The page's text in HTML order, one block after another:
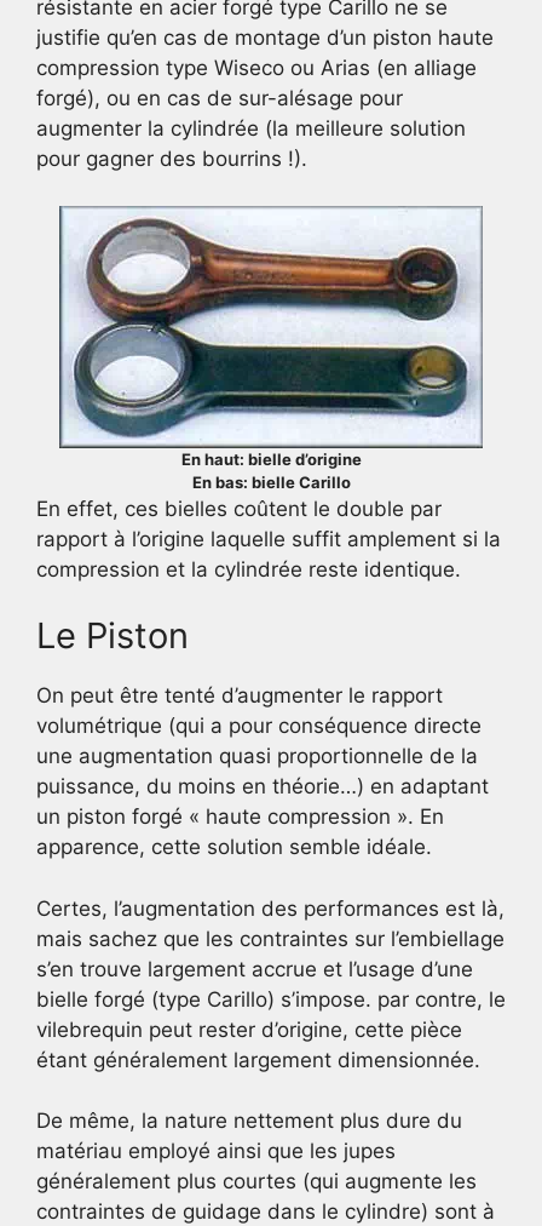
résistante en acier forgé type Carillo ne se
justifie qu’en cas de montage d’un piston haute
compression type Wiseco ou Arias (en alliage
forgé), ou en cas de sur-alésage pour
augmenter la cylindrée (la meilleure solution
pour gagner des bourrins !).
En haut: bielle d’origine
En bas: bielle Carillo
En effet, ces bielles coûtent le double par
rapport à l’origine laquelle suffit amplement si la
compression et la cylindrée reste identique.
Le Piston
On peut être tenté d’augmenter le rapport
volumétrique (qui a pour conséquence directe
une augmentation quasi proportionnelle de la
puissance, du moins en théorie…) en adaptant
un piston forgé « haute compression ». En
apparence, cette solution semble idéale.
Certes, l’augmentation des performances est là,
mais sachez que les contraintes sur l’embiellage
s’en trouve largement accrue et l’usage d’une
bielle forgé (type Carillo) s’impose. par contre, le
vilebrequin peut rester d’origine, cette pièce
étant généralement largement dimensionnée.
De même, la nature nettement plus dure du
matériau employé ainsi que les jupes
généralement plus courtes (qui augmente les
contraintes de guidage dans le cylindre) sont à